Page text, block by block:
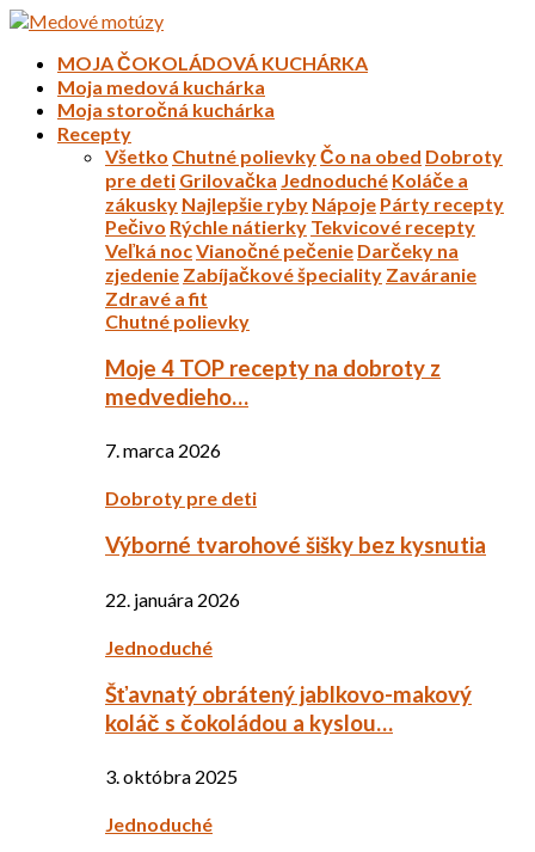
MOJA ČOKOLÁDOVÁ KUCHÁRKA
Moja medová kuchárka
Moja storočná kuchárka
Recepty
Všetko Chutné polievkyČo na obed Dobroty
pre deti Grilovačka Jednoduché Koláče a
zákusky Najlepšie ryby Nápoje Párty recepty
Pečivo Rýchle nátierky Tekvicové recepty
Veľká nocVianočné pečenie Darčeky na
zjedenie Zabíjačkové špeciality Zaváranie
Zdravé a fit
Chutné polievky
Moje 4 TOP recepty na dobroty z
medvedieho…
7. marca 2026
Dobroty pre deti
Výborné tvarohové šišky bez kysnutia
22. januára 2026
Jednoduché
Šťavnatý obrátený jablkovo-makový
koláč s čokoládou a kyslou…
3. októbra 2025
Jednoduché